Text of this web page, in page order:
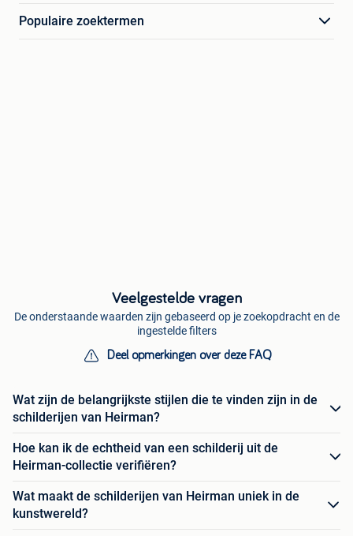
Populaire zoektermen
Veelgestelde vragen
De onderstaande waarden zijn gebaseerd op je zoekopdracht en de
ingestelde filters
Deel opmerkingen over deze FAQ
Wat zijn de belangrijkste stijlen die te vinden zijn in de
schilderijen van Heirman?
Hoe kan ik de echtheid van een schilderij uit de
Heirman-collectie verifiëren?
Wat maakt de schilderijen van Heirman uniek in de
kunstwereld?